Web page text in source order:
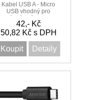
Kabel USB A - Micro
USB vhodný pro
nabíjení a přenos dat.
Povrchový materiál a
plochý tvar zaručí sn
42,- Kč
50,82 Kč s DPH
Koupit
Detaily